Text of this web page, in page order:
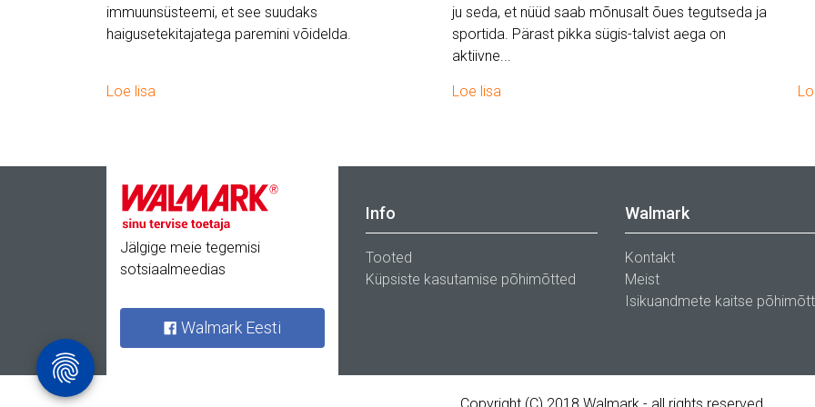
immuunsüsteemi, et see suudaks
haigusetekitajatega paremini võidelda.
Loe lisa
ju seda, et nüüd saab mõnusalt õues tegutseda ja
sportida. Pärast pikka sügis-talvist aega on
aktiivne...
Loe lisa
Jälgige meie tegemisi
sotsiaalmeedias
Walmark Eesti
Info
Tooted
Küpsiste kasutamise põhimõtted
Walmark
Kontakt
Meist
Isikuandmete kaitse